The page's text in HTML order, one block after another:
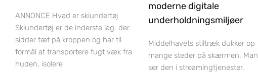
ANNONCE Hvad er skiundertøj
Skiundertøj er de inderste lag, der
sidder tæt på kroppen og har til
formål at transportere fugt væk fra
huden, isolere
moderne digitale
underholdningsmiljøer
Middelhavets stiltræk dukker op
mange steder på skærmen. Man
ser den i streamingtjenester,